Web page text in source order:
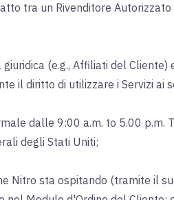
tra un Rivenditore Autorizzato
(e.g., Affiliati del Cliente)
il diritto di utilizzare i Servizi ai
dalle 9:00 a.m. to 5.00 p.m.
degli Stati Uniti;
Nitro sta ospitando (tramite il